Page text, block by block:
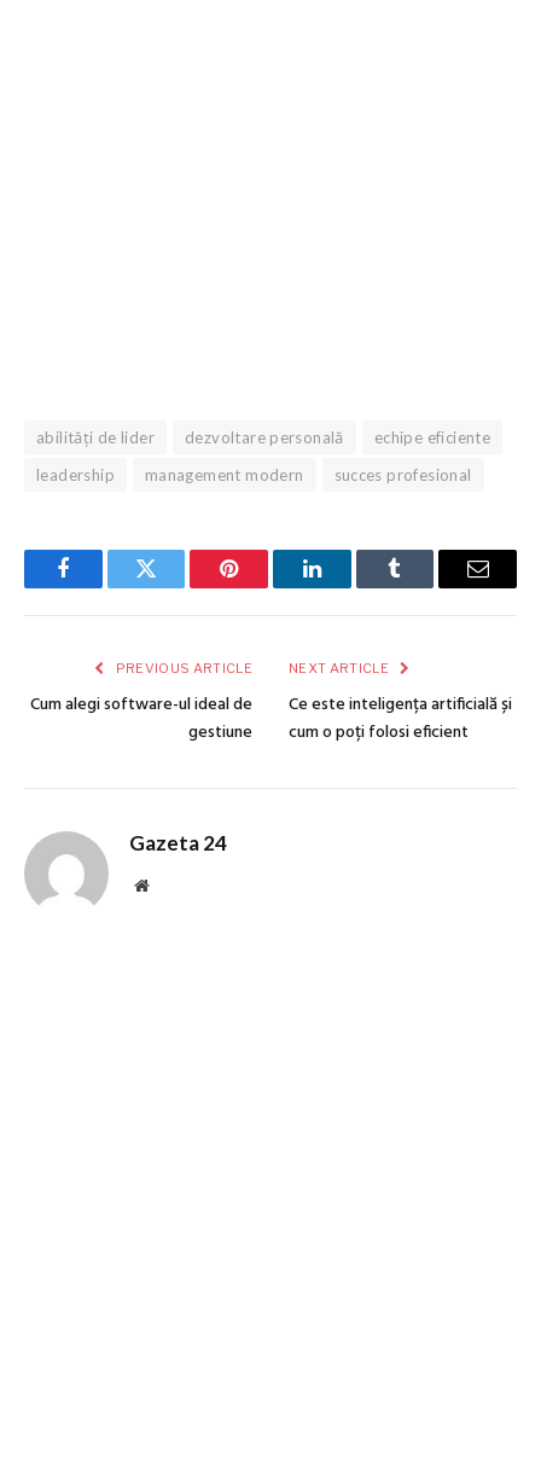
abilități de lider dezvoltare personală
echipe eficiente
leadership
management modern succes profesional
FacebookTwitter Pinterest LinkedInTumblr Email
PREVIOUS ARTICLE
Cum alegi software-ul ideal de
gestiune
NEXT ARTICLE
Ce este inteligența artificială și
cum o poți folosi eficient
Gazeta 24
Website